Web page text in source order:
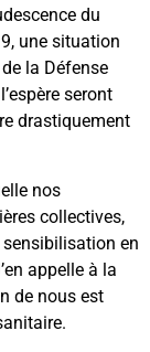
du
une situation
la Défense
seront
drastiquement
nos
collectives,
sensibilisation en
appelle à la
de nous est